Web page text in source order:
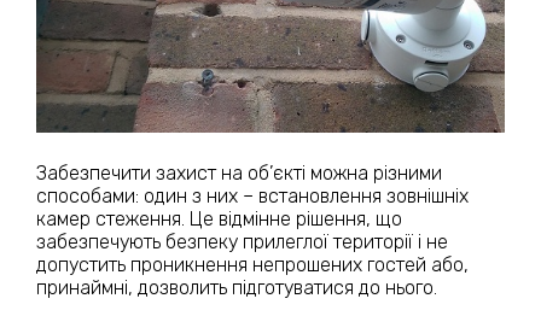
Забезпечити захист на об’єкті можна різними
способами: один з них – встановлення зовнішніх
камер стеження. Це відмінне рішення, що
забезпечують безпеку прилеглої території і не
допустить проникнення непрошених гостей або,
принаймні, дозволить підготуватися до нього.